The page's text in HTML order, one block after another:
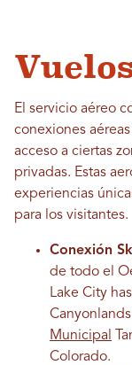
El servicio aéreo
conexiones
acceso a ciertas
privadas. Estas
experiencias
para los visitantes.
Conexión
de todo el
Lake City
Municipal
Colorado.